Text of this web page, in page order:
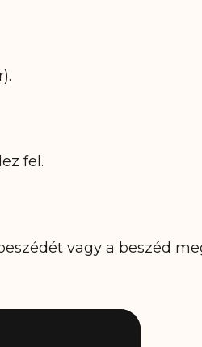
fel.
vagy a beszéd